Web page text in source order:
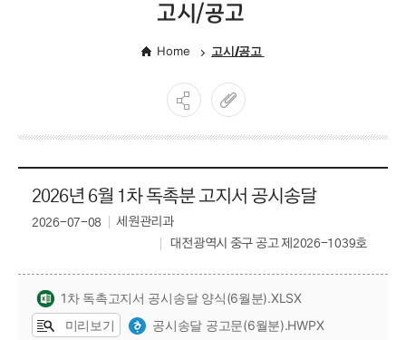
고시/공고
Home 고시/공고
2026년 6월 1차 독촉분 고지서 공시송달
세원관리과
2026-07-08
대전광역시 중구 공고 제2026-1039호
1차 독촉고지서 공시송달 양식(6월분).XLSX
미리보기
공시송달 공고문(6월분).HWPX